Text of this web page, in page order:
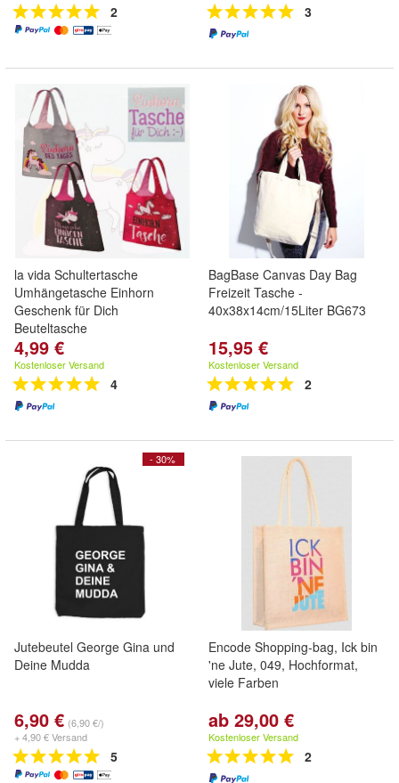
2 3
la vida Schultertasche
Umhängetasche Einhorn
Geschenk für Dich
Beuteltasche
4,99 €
Kostenloser Versand
4
BagBase Canvas Day Bag
Freizeit Tasche -
40x38x14cm/15Liter BG673
15,95 €
Kostenloser Versand
2
- 30%
Jutebeutel George Gina und
Deine Mudda
6,90 € (6,90 €/)
+ 4,90 € Versand
5
Encode Shopping-bag, Ick bin
'ne Jute, 049, Hochformat,
viele Farben
ab 29,00 €
Kostenloser Versand
2